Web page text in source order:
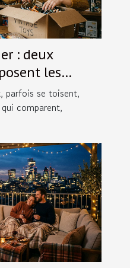
: deux
les
parfois se toisent,
comparent,